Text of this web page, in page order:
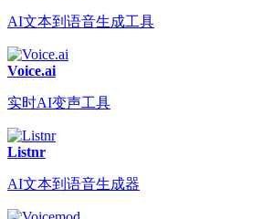
AI文本到语音生成工具
Voice.ai
实时AI变声工具
Listnr
AI文本到语音生成器